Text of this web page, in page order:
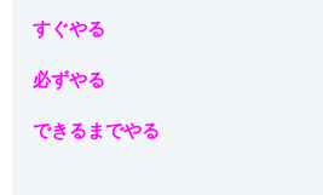
すぐやる
必ずやる
できるまでやる